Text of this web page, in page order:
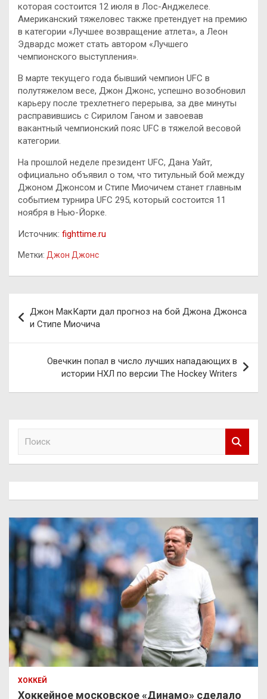
которая состоится 12 июля в Лос-Анджелесе.
Американский тяжеловес также претендует на премию
в категории «Лучшее возвращение атлета», а Леон
Эдвардс может стать автором «Лучшего
чемпионского выступления».
В марте текущего года бывший чемпион UFC в
полутяжелом весе, Джон Джонс, успешно возобновил
карьеру после трехлетнего перерыва, за две минуты
расправившись с Сирилом Ганом и завоевав
вакантный чемпионский пояс UFC в тяжелой весовой
категории.
На прошлой неделе президент UFC, Дана Уайт,
официально объявил о том, что титульный бой между
Джоном Джонсом и Стипе Миочичем станет главным
событием турнира UFC 295, который состоится 11
ноября в Нью-Йорке.
Источник: fighttime.ru
Метки: Джон Джонс
по
записям
Джон МакКарти дал прогноз на бой Джона Джонса
и Стипе Миочича
Овечкин попал в число лучших нападающих в
истории НХЛ по версии The Hockey Writers
ХОККЕЙ
Хоккейное московское «Динамо» сделало